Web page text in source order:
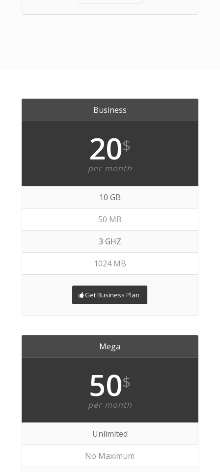
Business
20$
per month
10 GB
50 MB
3 GHZ
1024 MB
Get Business Plan
Mega
50$
per month
Unlimited
No Maximum